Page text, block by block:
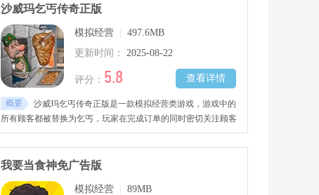
沙威玛乞丐传奇正版
模拟经营
497.6MB
更新时间：
2025-08-22
查看详情
评分： 5.8
概要
沙威玛乞丐传奇正版是一款模拟经营类游戏，游戏中的
所有顾客都被替换为乞丐，玩家在完成订单的同时密切关注顾客
的一举一动，游戏还设有无限挑战模式，供玩家不断突破自我、
刷新最高纪录，欢迎感兴趣的玩家下载试玩!
我要当食神免广告版
模拟经营
89MB